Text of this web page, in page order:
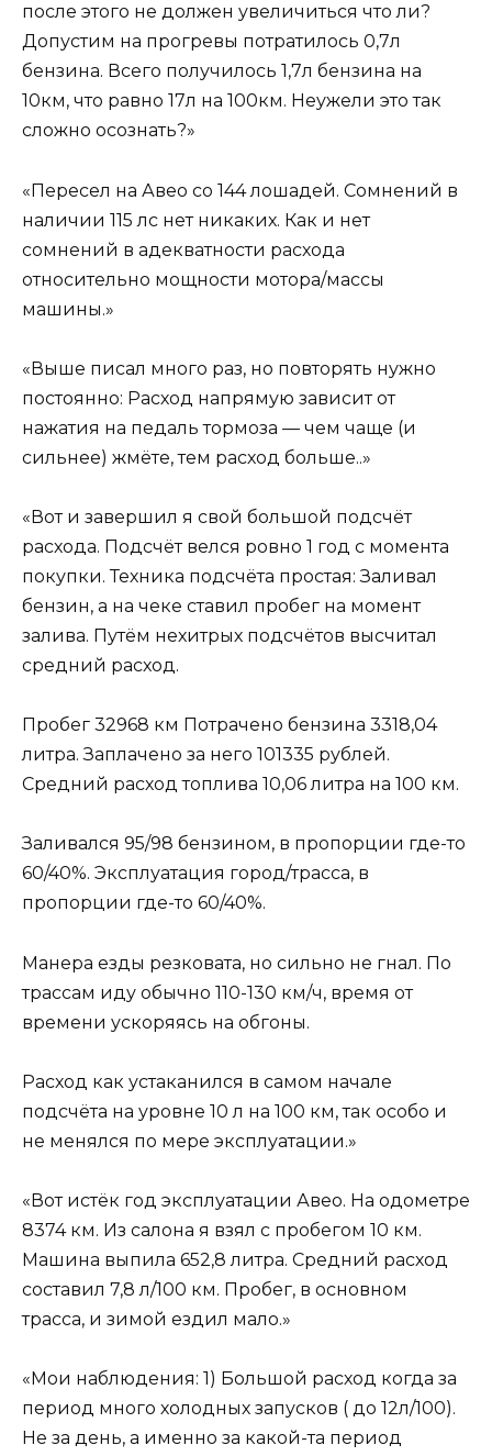
после этого не должен увеличиться что ли?
Допустим на прогревы потратилось 0,7л
бензина. Всего получилось 1,7л бензина на
10км, что равно 17л на 100км. Неужели это так
сложно осознать?»
«Пересел на Авео со 144 лошадей. Сомнений в
наличии 115 лс нет никаких. Как и нет
сомнений в адекватности расхода
относительно мощности мотора/массы
машины.»
«Выше писал много раз, но повторять нужно
постоянно: Расход напрямую зависит от
нажатия на педаль тормоза — чем чаще (и
сильнее) жмёте, тем расход больше..»
«Вот и завершил я свой большой подсчёт
расхода. Подсчёт велся ровно 1 год с момента
покупки. Техника подсчёта простая: Заливал
бензин, а на чеке ставил пробег на момент
залива. Путём нехитрых подсчётов высчитал
средний расход.
Пробег 32968 км Потрачено бензина 3318,04
литра. Заплачено за него 101335 рублей.
Средний расход топлива 10,06 литра на 100 км.
Заливался 95/98 бензином, в пропорции где-то
60/40%. Эксплуатация город/трасса, в
пропорции где-то 60/40%.
Манера езды резковата, но сильно не гнал. По
трассам иду обычно 110-130 км/ч, время от
времени ускоряясь на обгоны.
Расход как устаканился в самом начале
подсчёта на уровне 10 л на 100 км, так особо и
не менялся по мере эксплуатации.»
«Вот истёк год эксплуатации Авео. На одометре
8374 км. Из салона я взял с пробегом 10 км.
Машина выпила 652,8 литра. Средний расход
составил 7,8 л/100 км. Пробег, в основном
трасса, и зимой ездил мало.»
«Мои наблюдения: 1) Большой расход когда за
период много холодных запусков ( до 12л/100).
Не за день, а именно за какой-та период